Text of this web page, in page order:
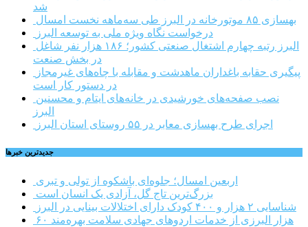
شد
بهسازی ۸۵ موتورخانه در البرز طی سه‌ماهه نخست امسال
درخواست نگاه ویژه ملی به توسعه البرز
در بخش صنعت
در دستور کار است
البرز
اجرای طرح بهسازی معابر در ۵۵ روستای استان البرز
جديدترين خبرها
اربعین امسال؛ جلوه‌ای باشکوه از تولی و تبری
بزرگ‌ترین تاج گل، آزادی یک انسان است
شناسایی ۲ هزار و ۴۰۰ کودک دارای اختلالات بینایی در البرز
۶۰ هزار البرزی از خدمات اردوهای جهادی سلامت بهره‌مند